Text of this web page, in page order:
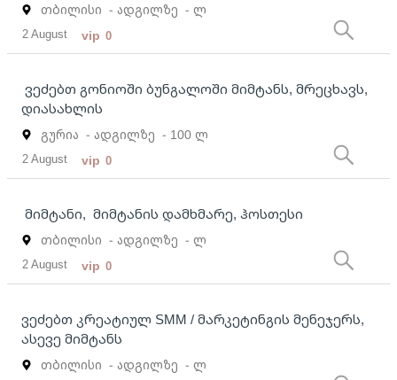
თბილისი - ადგილზე - ლ
2 August vip 0
ვეძებთ გონიოში ბუნგალოში მიმტანს, მრეცხავს,
დიასახლის
გურია - ადგილზე - 100 ლ
2 August vip 0
მიმტანი, მიმტანის დამხმარე, ჰოსთესი
თბილისი - ადგილზე - ლ
2 August vip 0
ვეძებთ კრეატიულ SMM / მარკეტინგის მენეჯერს,
ასევე მიმტანს
თბილისი - ადგილზე - ლ